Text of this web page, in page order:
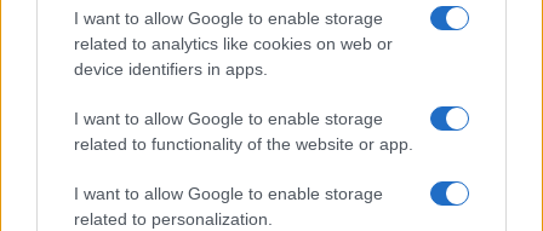
I want to allow Google to enable storage
related to analytics like cookies on web or
device identifiers in apps.
I want to allow Google to enable storage
related to functionality of the website or app.
I want to allow Google to enable storage
related to personalization.
F
a
ce
b
o
T
w
it
te
r
Pi
n
te
re
st
W
h
at
s
A
S
h
a
re
Articolo precedente
Prossimo articolo